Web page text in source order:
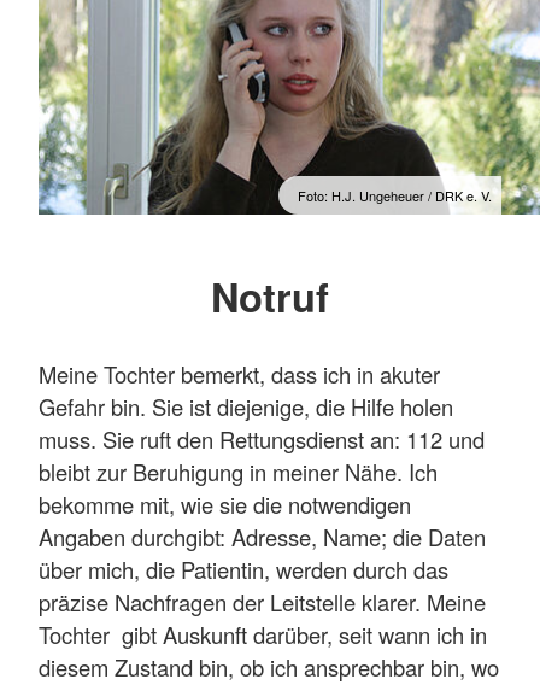
Foto: H.J. Ungeheuer / DRK e. V.
Notruf
Meine Tochter bemerkt, dass ich in akuter
Gefahr bin. Sie ist diejenige, die Hilfe holen
muss. Sie ruft den Rettungsdienst an: 112 und
bleibt zur Beruhigung in meiner Nähe. Ich
bekomme mit, wie sie die notwendigen
Angaben durchgibt: Adresse, Name; die Daten
über mich, die Patientin, werden durch das
präzise Nachfragen der Leitstelle klarer. Meine
Tochter gibt Auskunft darüber, seit wann ich in
diesem Zustand bin, ob ich ansprechbar bin, wo